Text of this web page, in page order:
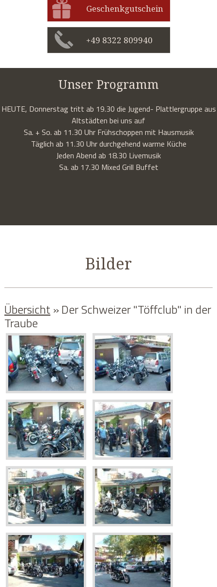
Unser Programm
HEUTE, Donnerstag tritt ab 19.30 die Jugend- Plattlergruppe aus
Altstädten bei uns auf
Sa. + So. ab 11.30 Uhr Frühschoppen mit Hausmusik
Täglich ab 11.30 Uhr durchgehend warme Küche
Jeden Abend ab 18.30 Livemusik
Sa. ab 17.30 Mixed Grill Buffet
Geschenkgutschein
+49 8322 809940
Bilder
Übersicht» Der Schweizer "Töffclub" in der
Traube